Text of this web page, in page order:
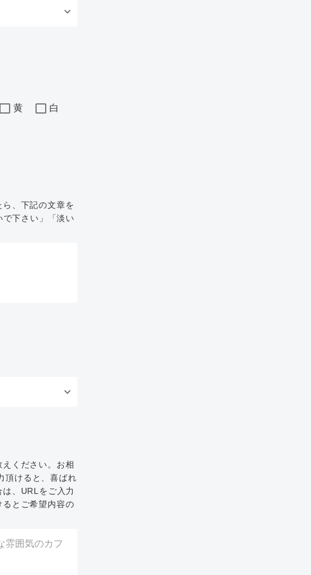
黄 白
ら、下記の文章を
下さい」「淡い
ください。お相
頂けると、喜ばれ
、URLをご入力
とご希望内容の